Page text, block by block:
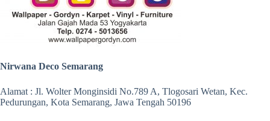
Nirwana Deco Semarang
Alamat : Jl. Wolter Monginsidi No.789 A, Tlogosari Wetan, Kec.
Pedurungan, Kota Semarang, Jawa Tengah 50196